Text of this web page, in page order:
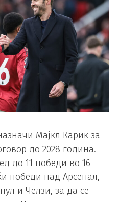
Мајкл Карик за
до 2028 година.
до 11 победи во 16
победи над Арсенал,
и Челзи, за да се